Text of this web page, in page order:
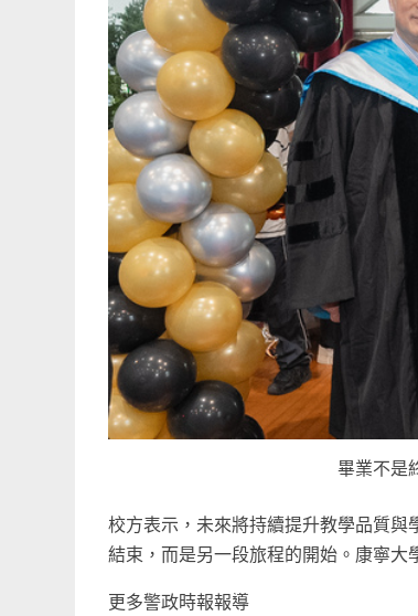
畢業不是
校方表示，未來將持續提升教學品質與
結束，而是另一段旅程的開始。康寧大
更多警政時報報導